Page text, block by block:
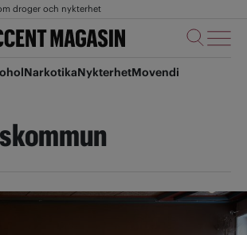
droger och nykterhet
NarkotikaNykterhetMovendi